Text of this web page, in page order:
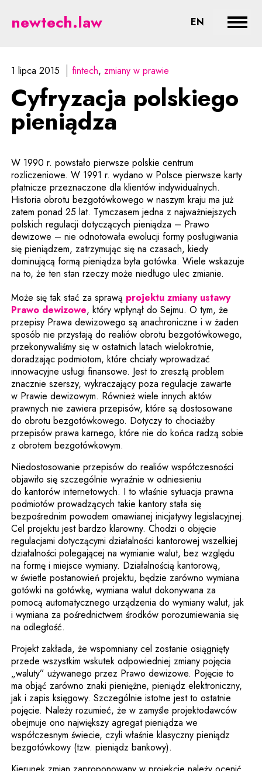
Cyfryzacja polskiego pieniądza
newtech.law EN CHANGE
1 lipca 2015 fintech zmiany w prawie
Cyfryzacja polskiego
pieniądza
W 1990 r. powstało pierwsze polskie centrum
rozliczeniowe. W 1991 r. wydano w Polsce pierwsze karty
płatnicze przeznaczone dla klientów indywidualnych.
Historia obrotu bezgotówkowego w naszym kraju ma już
zatem ponad 25 lat. Tymczasem jedna z najważniejszych
polskich regulacji dotyczących pieniądza – Prawo
dewizowe – nie odnotowała ewolucji formy posługiwania
się pieniądzem, zatrzymując się na czasach, kiedy
dominującą formą pieniądza była gotówka. Wiele wskazuje
na to, że ten stan rzeczy może niedługo ulec zmianie.
Może się tak stać za sprawą projektu zmiany ustawy
Prawo dewizoweUwaga, link zostanie otwarty w nowym
, który wpłynął do Sejmu. O tym, że
przepisy Prawa dewizowego są anachroniczne i w żaden
sposób nie przystają do realiów obrotu bezgotówkowego,
przekonywaliśmy się w ostatnich latach wielokrotnie,
doradzając podmiotom, które chciały wprowadzać
innowacyjne usługi finansowe. Jest to zresztą problem
znacznie szerszy, wykraczający poza regulacje zawarte
w Prawie dewizowym. Również wiele innych aktów
prawnych nie zawiera przepisów, które są dostosowane
do obrotu bezgotówkowego. Dotyczy to chociażby
przepisów prawa karnego, które nie do końca radzą sobie
z obrotem bezgotówkowym.
Niedostosowanie przepisów do realiów współczesności
objawiło się szczególnie wyraźnie w odniesieniu
do kantorów internetowych. I to właśnie sytuacja prawna
podmiotów prowadzących takie kantory stała się
bezpośrednim powodem omawianej inicjatywy legislacyjnej.
Cel projektu jest bardzo klarowny. Chodzi o objęcie
regulacjami dotyczącymi działalności kantorowej wszelkiej
działalności polegającej na wymianie walut, bez względu
na formę i miejsce wymiany. Działalnością kantorową,
w świetle postanowień projektu, będzie zarówno wymiana
gotówki na gotówkę, wymiana walut dokonywana za
pomocą automatycznego urządzenia do wymiany walut, jak
i wymiana za pośrednictwem środków porozumiewania się
na odległość.
Projekt zakłada, że wspomniany cel zostanie osiągnięty
przede wszystkim wskutek odpowiedniej zmiany pojęcia
„waluty” używanego przez Prawo dewizowe. Pojęcie to
ma objąć zarówno znaki pieniężne, pieniądz elektroniczny,
jak i zapis księgowy. Szczególnie istotne jest to ostatnie
pojęcie. Należy rozumieć, że w zamyśle projektodawców
obejmuje ono największy agregat pieniądza we
współczesnym świecie, czyli właśnie klasyczny pieniądz
bezgotówkowy (tzw. pieniądz bankowy).